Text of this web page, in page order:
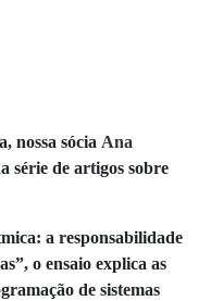
nossa sócia Ana
série de artigos sobre
a responsabilidade
o ensaio explica as
de sistemas